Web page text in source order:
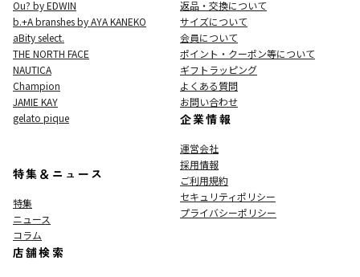
Ou? by EDWIN
b.+A branshes by AYA KANEKO
aBity select.
THE NORTH FACE
NAUTICA
Champion
JAMIE KAY
gelato pique
特集＆ニュース
特集
ニュース
コラム
店舗検索
返品・交換について
サイズについて
会員について
ポイント・クーポン等について
ギフトラッピング
よくある質問
お問い合わせ
企業情報
運営会社
採用情報
ご利用規約
セキュリティポリシー
プライバシーポリシー